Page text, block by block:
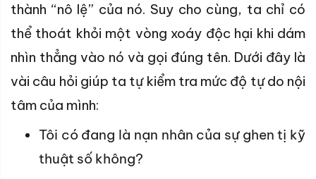
thành “nô lệ” của nó. Suy cho cùng, ta chỉ có
thể thoát khỏi một vòng xoáy độc hại khi dám
nhìn thẳng vào nó và gọi đúng tên. Dưới đây là
vài câu hỏi giúp ta tự kiểm tra mức độ tự do nội
tâm của mình:
Tôi có đang là nạn nhân của sự ghen tị kỹ
thuật số không?